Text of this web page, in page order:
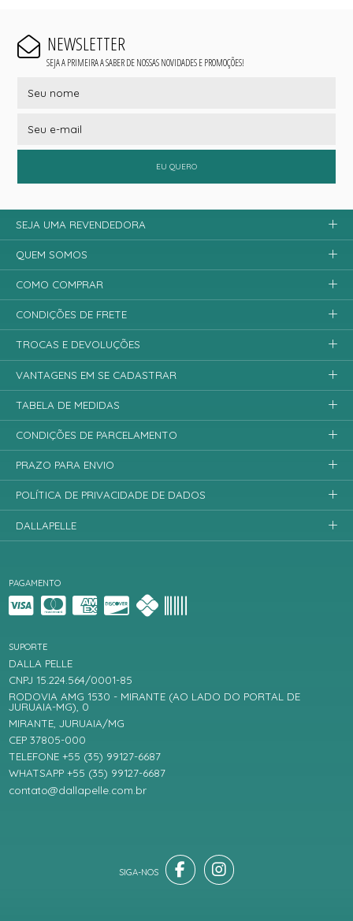
NEWSLETTER
SEJA A PRIMEIRA A SABER DE NOSSAS NOVIDADES E PROMOÇÕES!
EU QUERO
PAGAMENTO
SUPORTE
DALLA PELLE
CNPJ 15.224.564/0001-85
RODOVIA AMG 1530 - MIRANTE (AO LADO DO PORTAL DE
JURUAIA-MG), 0
MIRANTE, JURUAIA/MG
CEP 37805-000
TELEFONE +55 (35) 99127-6687
WHATSAPP +55 (35) 99127-6687
contato@dallapelle.com.br
SEJA UMA REVENDEDORA
QUEM SOMOS
COMO COMPRAR
CONDIÇÕES DE FRETE
TROCAS E DEVOLUÇÕES
VANTAGENS EM SE CADASTRAR
TABELA DE MEDIDAS
CONDIÇÕES DE PARCELAMENTO
PRAZO PARA ENVIO
POLÍTICA DE PRIVACIDADE DE DADOS
DALLAPELLE